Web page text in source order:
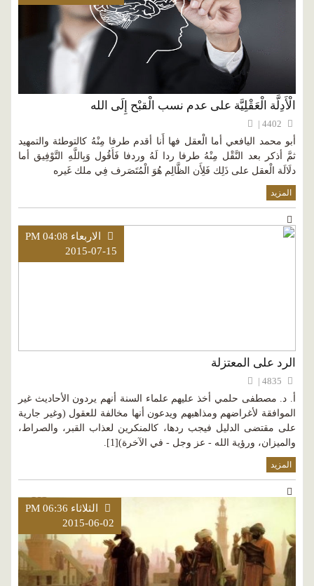
الْأَدِلَّة الْعَقْلِيَّة على عدم نسب الْقبْح إِلَى الله
أبو محمد اليافعي أما الْعقل فها أَنا أقدم طرفا مِنْهُ كالتوطئة والتمهيد
ثمَّ أذكر بعد النَّقْل مِنْهُ طرفا ردا لَهُ وردفا فَأَقُول وَبِاللَّهِ التَّوْفِيق أما
دلَالَة الْعقل على ذَلِك فَلِأَن الظَّالِم هُوَ الْمُتَصَرف فِي ملك غَيره
المزيد
الاربعاء PM 04:08
2015-07-15
الرد على المعتزلة
أ. د. مصطفى حلمي أخذ عليهم علماء السنة أنهم يردون الأحاديث غير
الموافقة لأغراضهم ومذاهبهم ويدعون أنها مخالفة للعقول (وغير جارية
على مقتضى الدليل فيجب ردها، كالمنكرين لعذاب القبر، والصراط،
والميزان، ورؤية الله - عز وجل - في الآخرة)[1].
المزيد
الثلاثاء PM 06:36
2015-06-02